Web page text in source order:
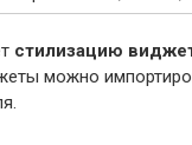
стилизацию
можно